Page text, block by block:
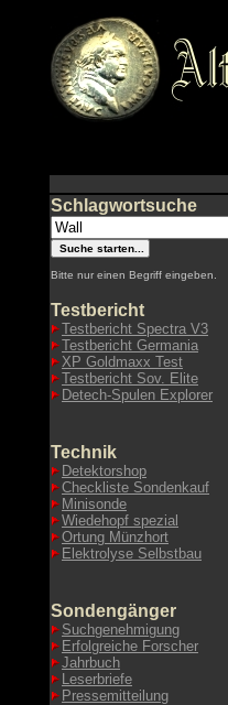
Schlagwortsuche
Bitte nur einen Begriff eingeben.
Testbericht
Testbericht Spectra V3
Testbericht Germania
XP Goldmaxx Test
Testbericht Sov. Elite
Detech-Spulen Explorer
Technik
Detektorshop
Checkliste Sondenkauf
Minisonde
Wiedehopf spezial
Ortung Münzhort
Elektrolyse Selbstbau
Sondengänger
Suchgenehmigung
Erfolgreiche Forscher
Jahrbuch
Leserbriefe
Pressemitteilung